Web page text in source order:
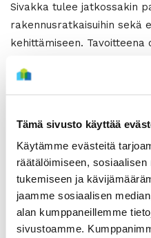
Tämä sivusto käyttää
Käytämme evästeitä
räätälöimiseen,
tukemiseen ja
jaamme sosiaalisen
alan kumppaneillemme
sivustoamme.
Sivakka tulee jatkossakin
rakennusratkaisuihin sekä
kehittämiseen.
järkevää pitkällä aikavälillä.
LUE SEURAAVA